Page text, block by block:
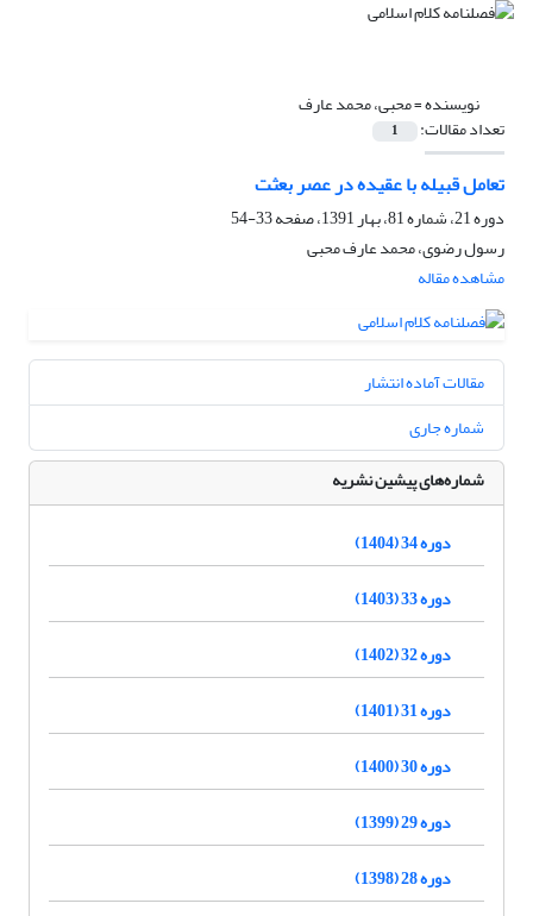
نویسنده =محبی، محمد عارف
تعداد مقالات: 1
تعامل قبیله با عقیده در عصر بعثت
دوره 21، شماره 81، بهار 1391، صفحه
33-54
رسول رضوی، محمد عارف محبی
مشاهده مقاله
مقالات آماده انتشار
شماره جاری
شماره‌های پیشین نشریه
دوره 34 (1404)
دوره 33 (1403)
دوره 32 (1402)
دوره 31 (1401)
دوره 30 (1400)
دوره 29 (1399)
دوره 28 (1398)